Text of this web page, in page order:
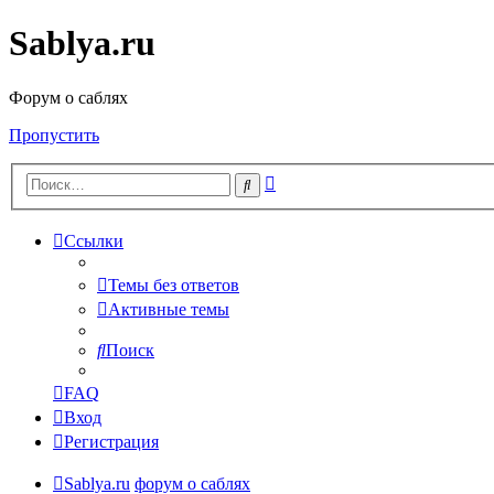
Sablya.ru
Форум о саблях
Пропустить
Поиск
Ссылки
Темы без ответов
Активные темы
Поиск
FAQ
Вход
Регистрация
Sablya.ru форум о саблях